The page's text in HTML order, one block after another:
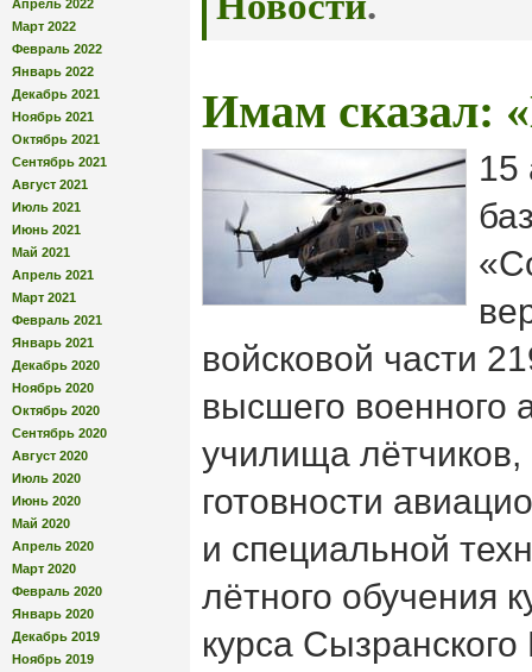
Апрель 2022
Март 2022
Февраль 2022
Январь 2022
Декабрь 2021
Ноябрь 2021
Октябрь 2021
Сентябрь 2021
Август 2021
Июль 2021
Июнь 2021
Май 2021
Апрель 2021
Март 2021
Февраль 2021
Январь 2021
Декабрь 2020
Ноябрь 2020
Октябрь 2020
Сентябрь 2020
Август 2020
Июль 2020
Июнь 2020
Май 2020
Апрель 2020
Март 2020
Февраль 2020
Январь 2020
Декабрь 2019
Ноябрь 2019
Имам сказал:
15
войсковой части
высшего военного
училища лётчиков,
готовности
и специальной
лётного обучения
курса